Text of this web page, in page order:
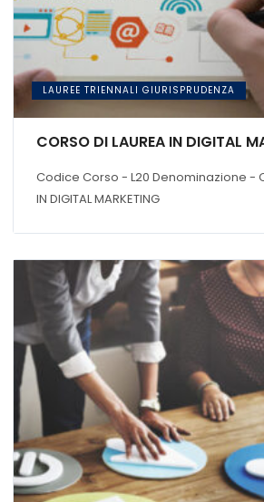
LAUREE TRIENNALI GIURISPRUDENZA
CORSO DI LAUREA IN DIGITAL
Codice Corso - L20 Denominazione -
IN DIGITAL MARKETING